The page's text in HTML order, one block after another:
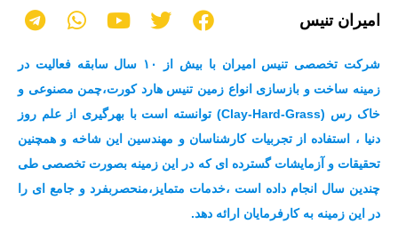
امیران تنیس
F
a
e
b
o
o
k
T
w
t
e
r
Y
o
u
t
u
b
e
W
h
a
s
a
p
p
T
e
e
g
r
a
m
شرکت تخصصی تنیس امیران با بیش از ۱۰ سال سابقه فعالیت در
زمینه ساخت و بازسازی انواع زمین تنیس هارد کورت،چمن مصنوعی و
خاک رس (Clay-Hard-Grass) توانسته است با بهرگیری از علم روز
دنیا ، استفاده از تجربیات کارشناسان و مهندسین این شاخه و همچنین
تحقیقات و آزمایشات گسترده ای که در این زمینه بصورت تخصصی طی
چندین سال انجام داده است ،خدمات متمایز،منحصربفرد و جامع ای را
در این زمینه به کارفرمایان ارائه دهد.